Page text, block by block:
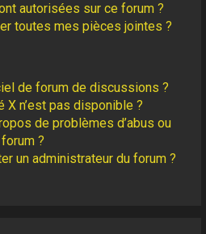
autorisées sur ce forum ?
toutes mes pièces jointes ?
de forum de discussions ?
X n’est pas disponible ?
de problèmes d’abus ou
?
un administrateur du forum ?